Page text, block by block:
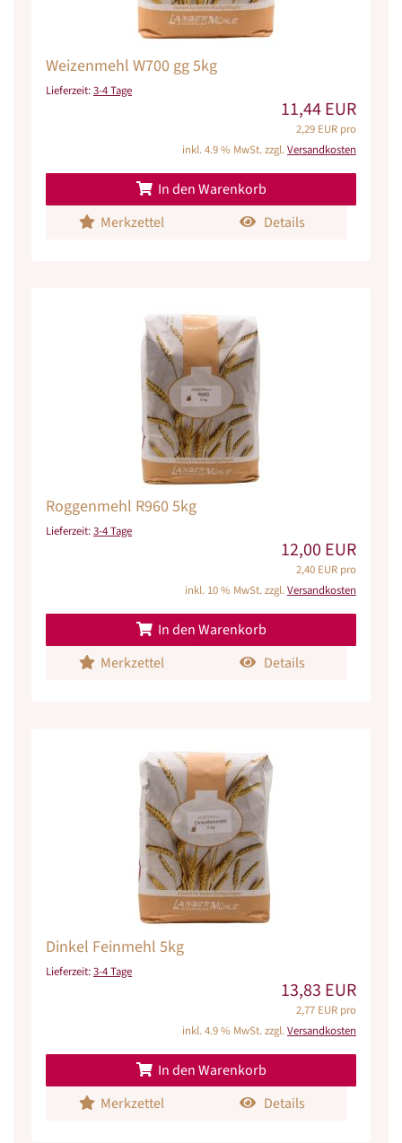
Weizenmehl W700 gg 5kg
Lieferzeit:3-4 Tage
11,44 EUR
2,29 EUR pro
inkl. 4.9 % MwSt. zzgl.Versandkosten
In den Warenkorb
Merkzettel
Details
Roggenmehl R960 5kg
Lieferzeit:3-4 Tage
12,00 EUR
2,40 EUR pro
inkl. 10 % MwSt. zzgl.Versandkosten
In den Warenkorb
Merkzettel
Details
Dinkel Feinmehl 5kg
Lieferzeit:3-4 Tage
13,83 EUR
2,77 EUR pro
inkl. 4.9 % MwSt. zzgl.Versandkosten
In den Warenkorb
Merkzettel
Details